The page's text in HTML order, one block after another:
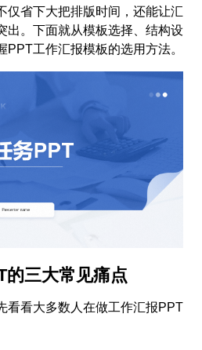
仅省下大把排版时间，还能让汇
出。下面就从模板选择、结构设
工作汇报模板的选用方法。
的三大常见痛点
看看大多数人在做工作汇报PPT